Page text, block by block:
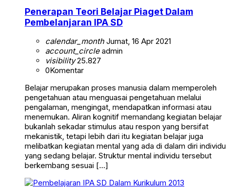
Penerapan Teori Belajar Piaget Dalam
Pembelanjaran IPA SD
calendar_monthJumat, 16 Apr 2021
account_circleadmin
visibility25.827
0Komentar
Belajar merupakan proses manusia dalam memperoleh
pengetahuan atau menguasai pengetahuan melalui
pengalaman, mengingat, mendapatkan informasi atau
menemukan. Aliran kognitif memandang kegiatan belajar
bukanlah sekadar stimulus atau respon yang bersifat
mekanistik, tetapi lebih dari itu kegiatan belajar juga
melibatkan kegiatan mental yang ada di dalam diri individu
yang sedang belajar. Struktur mental individu tersebut
berkembang sesuai […]